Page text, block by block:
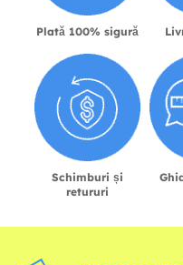
Plată 100% sigură
Schimburi și
retururi